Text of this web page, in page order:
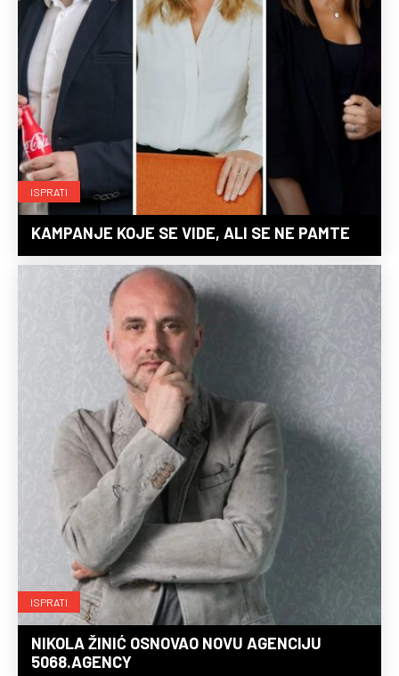
ISPRATI
KAMPANJE KOJE SE VIDE, ALI SE NE PAMTE
ISPRATI
NIKOLA ŽINIĆ OSNOVAO NOVU AGENCIJU
5068.AGENCY